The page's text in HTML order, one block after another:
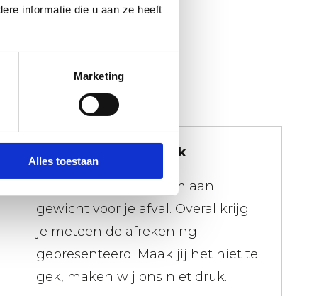
informatie die u aan ze heeft
Marketing
Alles toestaan
We doen niet moeilijk
Er geldt een maximum aan
gewicht voor je afval. Overal krijg
je meteen de afrekening
gepresenteerd. Maak jij het niet te
gek, maken wij ons niet druk.